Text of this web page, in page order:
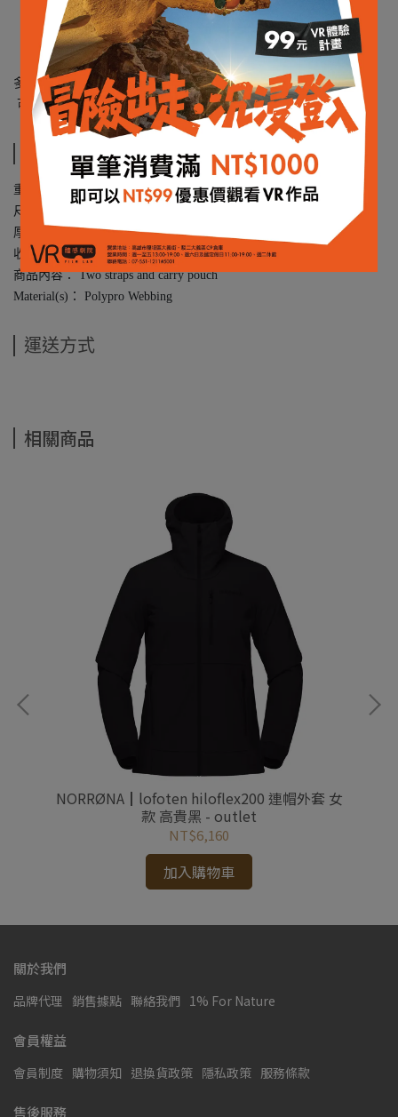
多功能，安全的系統
可以將兩個 Therm-a-rest 床墊組合起來並排放置
規格說明
重量：70 g
尺寸：13(W) x 128(L) x 13(H) cm
厚度： 2.5 cm
收納尺寸： 10 cm x 15 cm x 2 cm
商品內容： Two straps and carry pouch
Material(s)： Polypro Webbing
運送方式
相關商品
NORRØNA┃lofoten hiloflex200 連帽外套 女
款 高貴黑 - outlet
NT$6,160
加入購物車
關於我們
品牌代理 銷售據點 聯絡我們 1% For Nature
會員權益
會員制度 購物須知 退換貨政策 隱私政策 服務條款
售後服務